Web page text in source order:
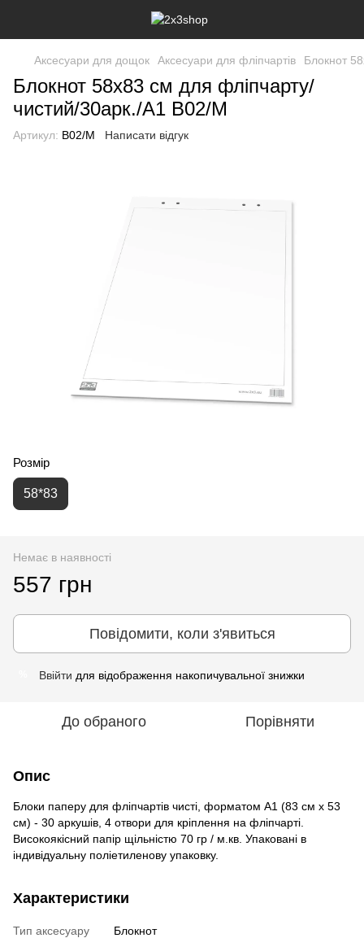
Аксесуари для дощок Аксесуари для фліпчартів Блокнот
Блокнот 58х83 см для фліпчарту/
чистий/30арк./А1 B02/M
Артикул: B02/M Написати відгук
Розмір
58*83
Немає в наявності
557 грн
Повідомити, коли з'явиться
Ввійти для відображення накопичувальної знижки
До обраного Порівняти
Опис
Блоки паперу для фліпчартів чисті, форматом A1 (83 см х 53
см) - 30 аркушів, 4 отвори для кріплення на фліпчарті.
Високоякісний папір щільністю 70 гр / м.кв. Упаковані в
індивідуальну поліетиленову упаковку.
Характеристики
Тип аксесуару Блокнот